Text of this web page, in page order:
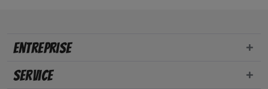
Entreprise
Service